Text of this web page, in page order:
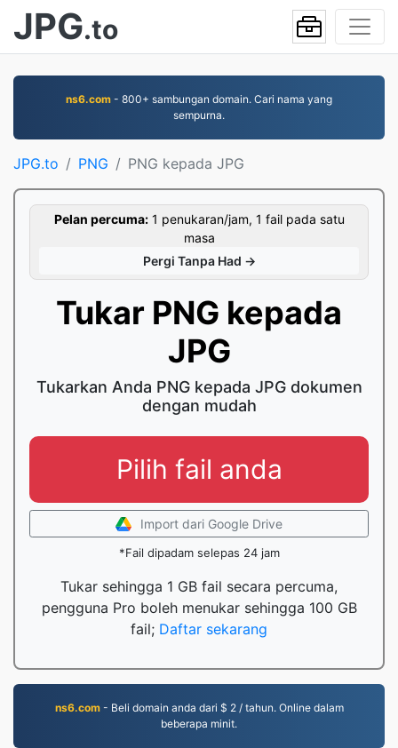
JPG.to
ns6.com - 800+ sambungan domain. Cari nama yang
sempurna.
JPG.to PNG PNG kepada JPG
Pelan percuma:1 penukaran/jam, 1 fail pada satu
masa
Pergi Tanpa Had →
Tukar PNG kepada
JPG
Tukarkan Anda PNG kepada JPG dokumen
dengan mudah
Pilih fail anda
Import dari Google Drive
*Fail dipadam selepas 24 jam
Tukar sehingga 1 GB fail secara percuma,
pengguna Pro boleh menukar sehingga 100 GB
fail; Daftar sekarang
ns6.com- Beli domain anda dari $ 2 / tahun. Online dalam
beberapa minit.